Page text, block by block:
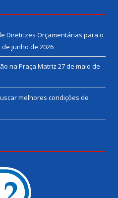
Diretrizes Orçamentárias para o
de junho de 2026
na Praça Matriz 27 de maio de
melhores condições de